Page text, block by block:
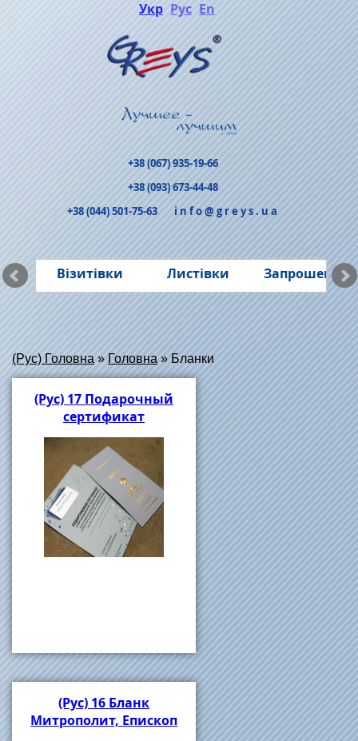
Укр Рус En
+38 (067) 935-19-66
+38 (093) 673-44-48
+38 (044) 501-75-63
info@greys.ua
Візитівки Листівки Запрошення
(Рус) Головна»Головна»Бланки
(Рус) 17 Подарочный
сертификат
(Рус) 16 Бланк
Митрополит, Епископ